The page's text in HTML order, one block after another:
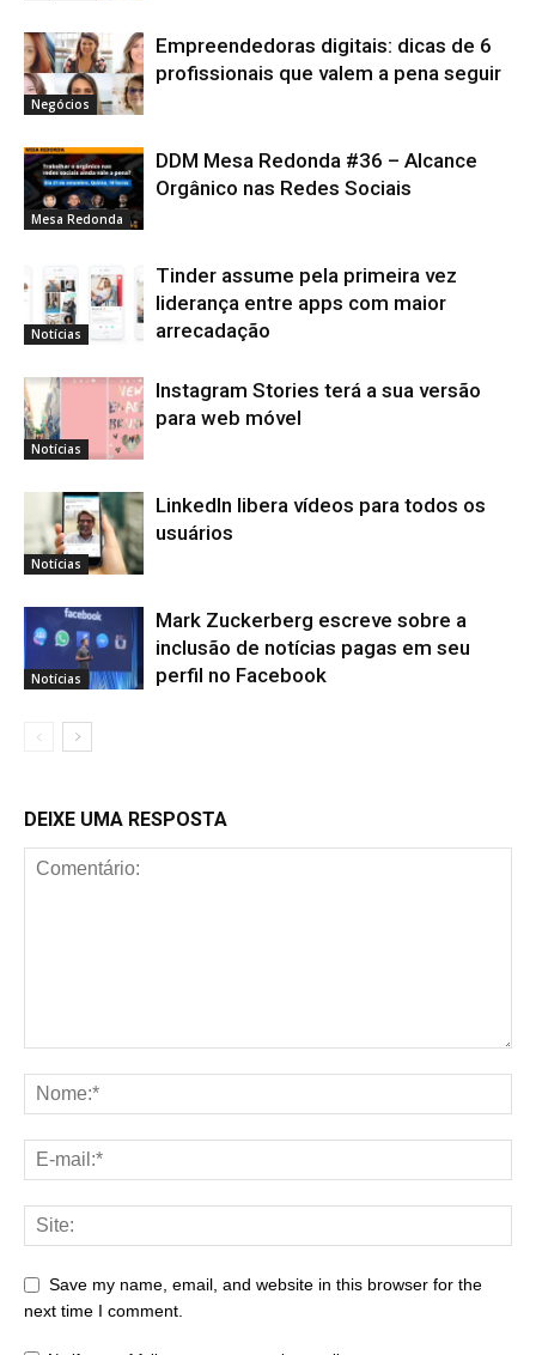
Negócios
Empreendedoras digitais: dicas de 6
profissionais que valem a pena seguir
Mesa Redonda
DDM Mesa Redonda #36 – Alcance
Orgânico nas Redes Sociais
Notícias
Tinder assume pela primeira vez
liderança entre apps com maior
arrecadação
Notícias
Instagram Stories terá a sua versão
para web móvel
Notícias
LinkedIn libera vídeos para todos os
usuários
Notícias
Mark Zuckerberg escreve sobre a
inclusão de notícias pagas em seu
perfil no Facebook
DEIXE UMA RESPOSTA
Save my name, email, and website in this browser for the
next time I comment.